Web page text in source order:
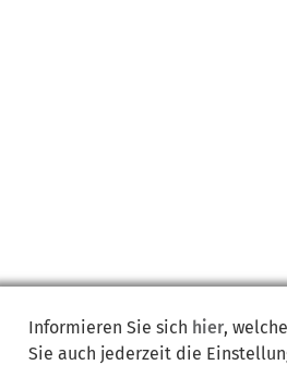
Informieren Sie sich hier,
Sie auch jederzeit die